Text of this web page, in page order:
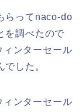
らってnaco-do
を調べたので
ンターセール
した。
ンターセール